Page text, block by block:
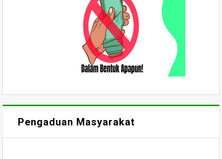
Pengaduan Masyarakat